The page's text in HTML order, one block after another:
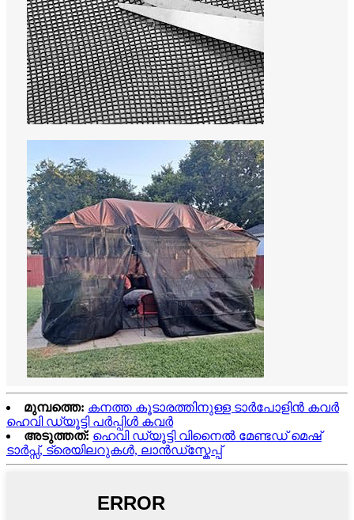
മുമ്പത്തെ: കനത്ത കൂടാരത്തിനുള്ള ടാർപോളിൻ കവർ
ഹെവി ഡ്യൂട്ടി പർപ്പിൾ കവർ
അടുത്തത്: ഹെവി ഡ്യൂട്ടി വിനൈൽ മേണ്ടഡ് മെഷ്
ടാർപ്സ്, ട്രെയിലറുകൾ, ലാൻഡ്സ്കേപ്പ്